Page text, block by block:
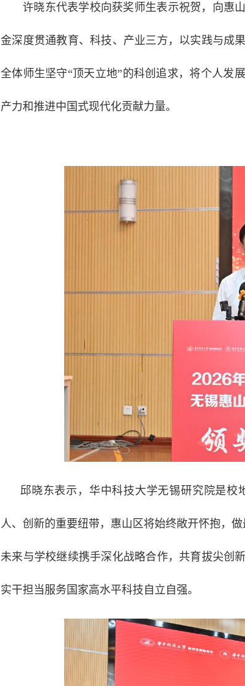
许晓东代表学校向获奖师生表示祝贺，向惠
金深度贯通教育、科技、产业三方，以实践与成
全体师生坚守“顶天立地”的科创追求，将个人发
产力和推进中国式现代化贡献力量。
邱晓东表示，华中科技大学无锡研究院是
人、创新的重要纽带，惠山区将始终敞开怀抱，
未来与学校继续携手深化战略合作，共育拔尖创
实干担当服务国家高水平科技自立自强。